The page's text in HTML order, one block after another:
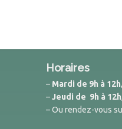
Horaires
– Mardi de 9h à 12h
–Jeudi de 9h à 12h
– Ou rendez-vous